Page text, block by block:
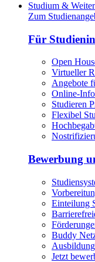
Studium &
Zum
Für
Open
Virtueller
Angebote
Online-
Studieren
Flexibel
Bewerbung
Einteilung
Buddy
Jetzt